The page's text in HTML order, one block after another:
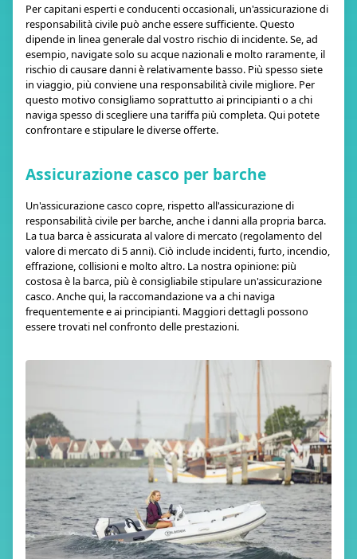
Per capitani esperti e conducenti occasionali, un'assicurazione di
responsabilità civile può anche essere sufficiente. Questo
dipende in linea generale dal vostro rischio di incidente. Se, ad
esempio, navigate solo su acque nazionali e molto raramente, il
rischio di causare danni è relativamente basso. Più spesso siete
in viaggio, più conviene una responsabilità civile migliore. Per
questo motivo consigliamo soprattutto ai principianti o a chi
naviga spesso di scegliere una tariffa più completa. Qui potete
confrontare e stipulare le diverse offerte.
Assicurazione casco per barche
Un'assicurazione casco copre, rispetto all'assicurazione di
responsabilità civile per barche, anche i danni alla propria barca.
La tua barca è assicurata al valore di mercato (regolamento del
valore di mercato di 5 anni). Ciò include incidenti, furto, incendio,
effrazione, collisioni e molto altro. La nostra opinione: più
costosa è la barca, più è consigliabile stipulare un'assicurazione
casco. Anche qui, la raccomandazione va a chi naviga
frequentemente e ai principianti. Maggiori dettagli possono
essere trovati nel confronto delle prestazioni.